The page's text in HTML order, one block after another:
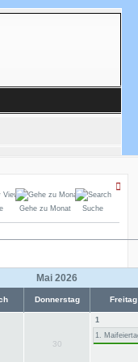
Gehe zu Monat Suche
Mai 2026
Donnerstag Freitag
30
1
1.